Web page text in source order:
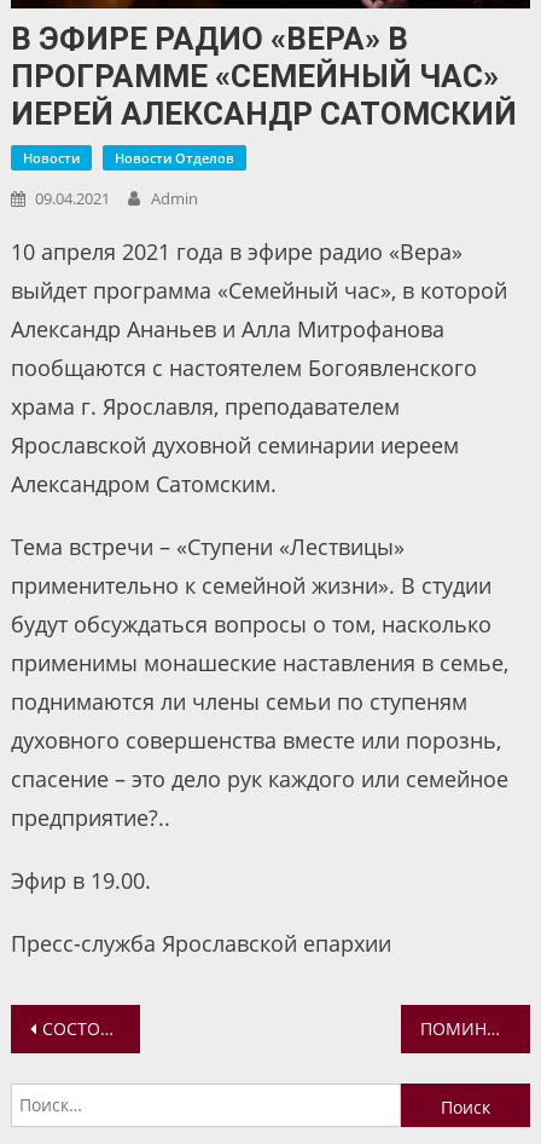
В ЭФИРЕ РАДИО «ВЕРА» В
ПРОГРАММЕ «СЕМЕЙНЫЙ ЧАС»
ИЕРЕЙ АЛЕКСАНДР САТОМСКИЙ
Новости Новости Отделов
09.04.2021 Admin
10 апреля 2021 года в эфире радио «Вера»
выйдет программа «Семейный час», в которой
Александр Ананьев и Алла Митрофанова
пообщаются с настоятелем Богоявленского
храма г. Ярославля, преподавателем
Ярославской духовной семинарии иереем
Александром Сатомским.
Тема встречи – «Ступени «Лествицы»
применительно к семейной жизни». В студии
будут обсуждаться вопросы о том, насколько
применимы монашеские наставления в семье,
поднимаются ли члены семьи по ступеням
духовного совершенства вместе или порознь,
спасение – это дело рук каждого или семейное
предприятие?..
Эфир в 19.00.
Пресс-служба Ярославской епархии
Навигация
по
записям
СОСТОЯЛОСЬ ЗАСЕДАНИЕ КОМИССИИ МЕЖСОБОРНОГО ПРИСУТСТВИЯ ПО БОГОСЛОВИЮ И БОГОСЛОВСКОМУ ОБРАЗОВАНИЮ ПОМИНОВЕНИЕ УСОПШИХ
Найти: